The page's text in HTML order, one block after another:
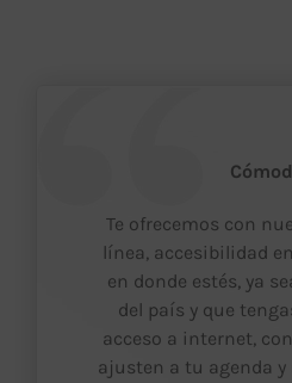
Te ofrecemos con
línea, accesibilidad
en donde estés, ya
del país y que
acceso a internet,
ajusten a tu agenda y